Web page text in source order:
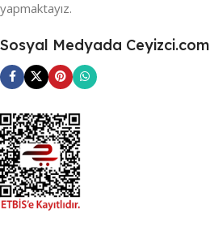
yapmaktayız.
Sosyal Medyada Ceyizci.com